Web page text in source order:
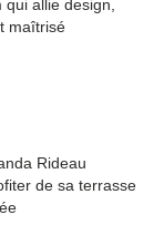
allie design,
maîtrisé
Rideau
de sa terrasse